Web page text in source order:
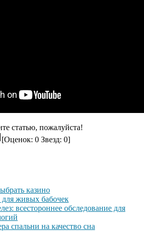
статью, пожалуйста!
[Оценок: 0 Звезд: 0]
казино
живых бабочек
всестороннее обследование для
спальни на качество сна